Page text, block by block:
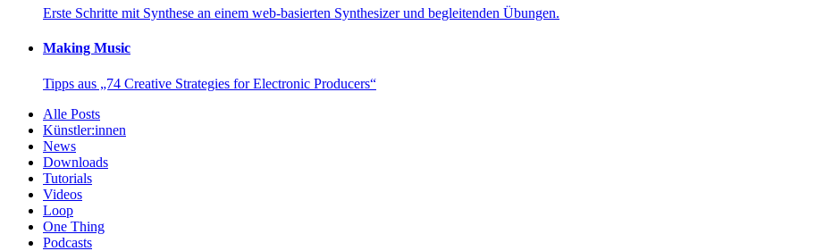
Erste Schritte mit Synthese an einem web-basierten Synthesizer und begleitenden Übungen.
Making Music
Tipps aus „74 Creative Strategies for Electronic Producers“
Alle Posts
Künstler:innen
News
Downloads
Tutorials
Videos
Loop
One Thing
Podcasts